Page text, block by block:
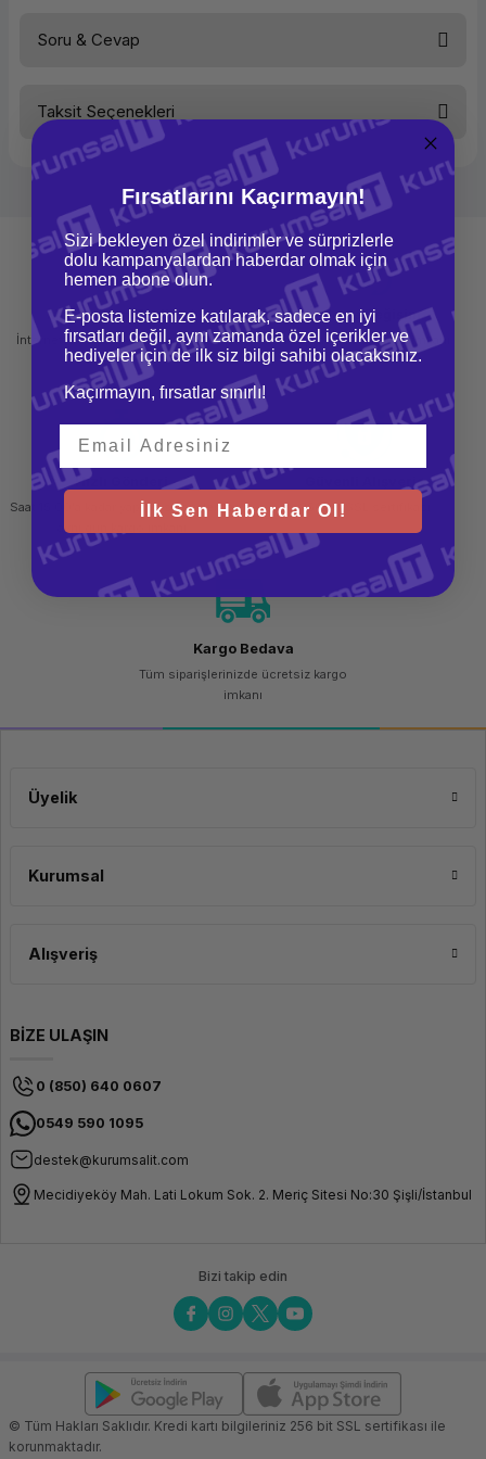
Yorum Yaz
Soru & Cevap
Ürün hakkında henüz soru sorulmamış.
Soru Sor
Taksit Seçenekleri
Mağazadan Teslimat
İnternetten sipariş et ve mağazadan
teslim al
İade ve Değişim
Kolay iade ve değişim imkanı
Hızlı Gönderi
Saat 15.00'a kadar yapılan siparişlerde
aynı gün kargo imkanı
Güvenli Alışveriş
256 bit SSL sertifikası
Kargo Bedava
Tüm siparişlerinizde ücretsiz kargo
imkanı
Üyelik
Kurumsal
Alışveriş
BİZE ULAŞIN
0 (850) 640 0607
0549 590 1095
destek@kurumsalit.com
Mecidiyeköy Mah. Lati Lokum Sok. 2. Meriç Sitesi No:30 Şişli/İstanbul
Bizi takip edin
© Tüm Hakları Saklıdır. Kredi kartı bilgileriniz 256 bit SSL sertifikası ile
korunmaktadır.
Fırsatlarını Kaçırmayın!
Sizi bekleyen özel indirimler ve sürprizlerle
dolu kampanyalardan haberdar olmak için
hemen abone olun.
E-posta listemize katılarak, sadece en iyi
fırsatları değil, aynı zamanda özel içerikler ve
hediyeler için de ilk siz bilgi sahibi olacaksınız.
Kaçırmayın, fırsatlar sınırlı!
İlk Sen Haberdar Ol!